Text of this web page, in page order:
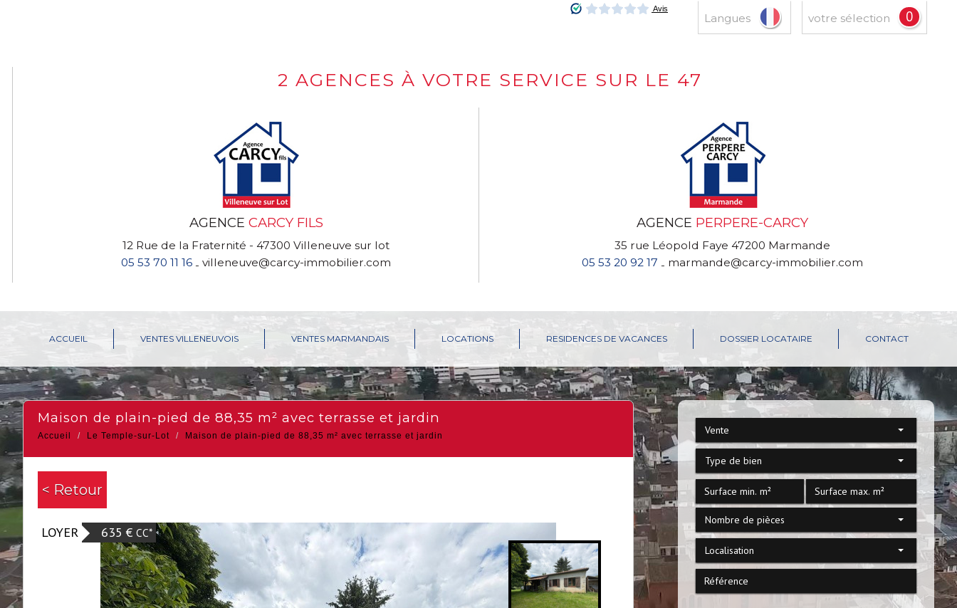
votre sélection 0
Langues
2 AGENCES À VOTRE SERVICE SUR LE 47
AGENCE CARCY FILS
12 Rue de la Fraternité - 47300 Villeneuve sur lot
05 53 70 11 16 -villeneuve@carcy-immobilier.com
AGENCE PERPERE-CARCY
35 rue Léopold Faye 47200 Marmande
05 53 20 92 17 - marmande@carcy-immobilier.com
ACCUEIL VENTES VILLENEUVOIS VENTES MARMANDAIS LOCATIONS RESIDENCES DE VACANCES DOSSIER LOCATAIRE CONTACT
Vente
Type de bien
Nombre de pièces
Localisation
maison de plain-pied de 88,35 m² avec terrasse et jardin
Accueil Le Temple-sur-Lot Maison de plain-pied de 88,35 m² avec terrasse et jardin
< Retour
LOYER 635 € CC*